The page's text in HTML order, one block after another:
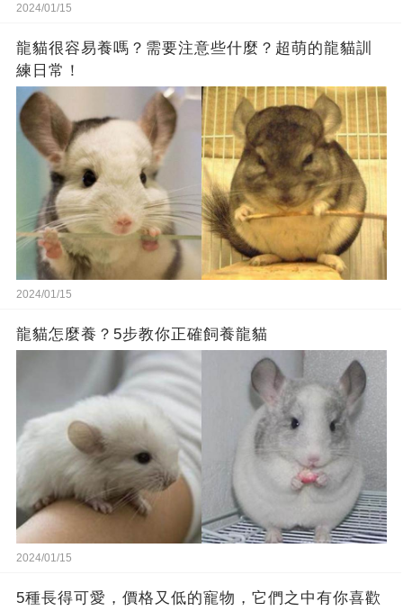
2024/01/15
龍貓很容易養嗎？需要注意些什麼？超萌的龍貓訓
練日常！
2024/01/15
龍貓怎麼養？5步教你正確飼養龍貓
2024/01/15
5種長得可愛，價格又低的寵物，它們之中有你喜歡